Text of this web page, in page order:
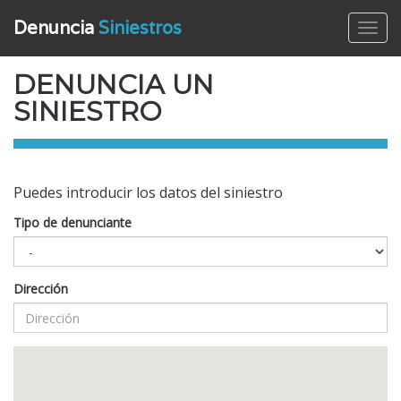
Denuncia Siniestros
DENUNCIA UN
SINIESTRO
Puedes introducir los datos del siniestro
Tipo de denunciante
Dirección